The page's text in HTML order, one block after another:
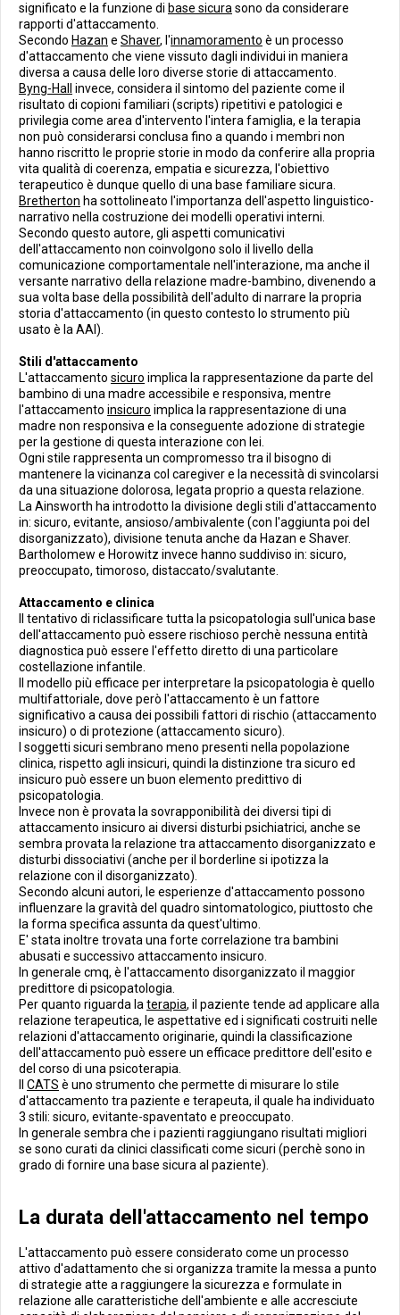
significato e la funzione di base sicura sono da considerare
rapporti d'attaccamento.
Secondo Hazan e Shaver, l'innamoramento è un processo
d'attaccamento che viene vissuto dagli individui in maniera
diversa a causa delle loro diverse storie di attaccamento.
Byng-Hall
invece, considera il sintomo del paziente come il
risultato di copioni familiari (scripts) ripetitivi e patologici e
privilegia come area d'intervento l'intera famiglia, e la terapia
non può considerarsi conclusa fino a quando i membri non
hanno riscritto le proprie storie in modo da conferire alla propria
vita qualità di coerenza, empatia e sicurezza, l'obiettivo
terapeutico è dunque quello di una base familiare sicura.
Bretherton ha sottolineato l'importanza dell'aspetto linguistico-
narrativo nella costruzione dei modelli operativi interni.
Secondo questo autore, gli aspetti comunicativi
dell'attaccamento non coinvolgono solo il livello della
comunicazione comportamentale nell'interazione, ma anche il
versante narrativo della relazione madre-bambino, divenendo a
sua volta base della possibilità dell'adulto di narrare la propria
storia d'attaccamento (in questo contesto lo strumento più
usato è la AAI).
Stili d'attaccamento
L'attaccamento sicuro implica la rappresentazione da parte del
bambino di una madre accessibile e responsiva, mentre
l'attaccamento insicuro implica la rappresentazione di una
madre non responsiva e la conseguente adozione di strategie
per la gestione di questa interazione con lei.
Ogni stile rappresenta un compromesso tra il bisogno di
mantenere la vicinanza col caregiver e la necessità di svincolarsi
da una situazione dolorosa, legata proprio a questa relazione.
La Ainsworth ha introdotto la divisione degli stili d'attaccamento
in: sicuro, evitante, ansioso/ambivalente (con l'aggiunta poi del
disorganizzato), divisione tenuta anche da Hazan e Shaver.
Bartholomew e Horowitz invece hanno suddiviso in: sicuro,
preoccupato, timoroso, distaccato/svalutante.
Attaccamento e clinica
Il tentativo di riclassificare tutta la psicopatologia sull'unica base
dell'attaccamento può essere rischioso perchè nessuna entità
diagnostica può essere l'effetto diretto di una particolare
costellazione infantile.
Il modello più efficace per interpretare la psicopatologia è quello
multifattoriale, dove però l'attaccamento è un fattore
significativo a causa dei possibili fattori di rischio (attaccamento
insicuro) o di protezione (attaccamento sicuro).
I soggetti sicuri sembrano meno presenti nella popolazione
clinica, rispetto agli insicuri, quindi la distinzione tra sicuro ed
insicuro può essere un buon elemento predittivo di
psicopatologia.
Invece non è provata la sovrapponibilità dei diversi tipi di
attaccamento insicuro ai diversi disturbi psichiatrici, anche se
sembra provata la relazione tra attaccamento disorganizzato e
disturbi dissociativi (anche per il borderline si ipotizza la
relazione con il disorganizzato).
Secondo alcuni autori, le esperienze d'attaccamento possono
influenzare la gravità del quadro sintomatologico, piuttosto che
la forma specifica assunta da quest'ultimo.
E' stata inoltre trovata una forte correlazione tra bambini
abusati e successivo attaccamento insicuro.
In generale cmq, è l'attaccamento disorganizzato il maggior
predittore di psicopatologia.
Per quanto riguarda la terapia, il paziente tende ad applicare alla
relazione terapeutica, le aspettative ed i significati costruiti nelle
relazioni d'attaccamento originarie, quindi la classificazione
dell'attaccamento può essere un efficace predittore dell'esito e
del corso di una psicoterapia.
CATS è uno strumento che permette di misurare lo stile
d'attaccamento tra paziente e terapeuta, il quale ha individuato
3 stili: sicuro, evitante-spaventato e preoccupato.
In generale sembra che i pazienti raggiungano risultati migliori
se sono curati da clinici classificati come sicuri (perchè sono in
grado di fornire una base sicura al paziente).
La durata dell'attaccamento nel tempo
L'attaccamento può essere considerato come un processo
attivo d'adattamento che si organizza tramite la messa a punto
di strategie atte a raggiungere la sicurezza e formulate in
relazione alle caratteristiche dell'ambiente e alle accresciute